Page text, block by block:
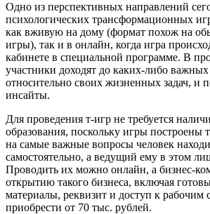
Одно из перспективных направлений
психологических трансформационных
как вживую на дому (формат похож на
игры), так и в онлайн, когда игра
кабинете в специальной программе. В
участники доходят до каких-либо
относительно своих жизненных задач, и
инсайты.
Для проведения т-игр не требуется
образования, поскольку игры построены
на самые важные вопросы человек
самостоятельно, а ведущий ему в этом
Проводить их можно онлайн, а бизнес-
открытию такого бизнеса, включая
материалы, реквизит и доступ к рабочим
приобрести от 70 тыс. рублей.